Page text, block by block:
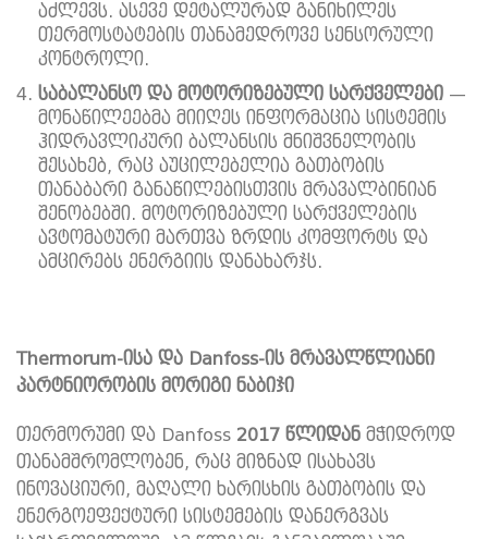
აძლევს. ასევე დეტალურად განიხილეს
თერმოსტატების თანამედროვე სენსორული
კონტროლი.
საბალანსო და მოტორიზებული სარქველები —
მონაწილეებმა მიიღეს ინფორმაცია სისტემის
ჰიდრავლიკური ბალანსის მნიშვნელობის
შესახებ, რაც აუცილებელია გათბობის
თანაბარი განაწილებისთვის მრავალბინიან
შენობებში. მოტორიზებული სარქველების
ავტომატური მართვა ზრდის კომფორტს და
ამცირებს ენერგიის დანახარჯს.
Thermorum-ისა და Danfoss-ის მრავალწლიანი
პარტნიორობის მორიგი ნაბიჯი
თერმორუმი და Danfoss 2017 წლიდან მჭიდროდ
თანამშრომლობენ, რაც მიზნად ისახავს
ინოვაციური, მაღალი ხარისხის გათბობის და
ენერგოეფექტური სისტემების დანერგვას